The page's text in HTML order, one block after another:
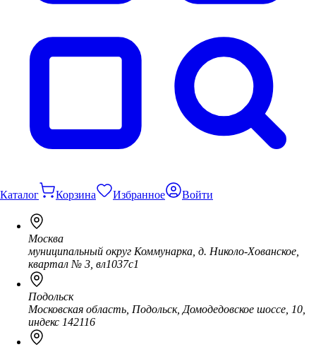
Каталог Корзина Избранное Войти
Москва
муниципальный округ Коммунарка, д. Николо-Хованское,
квартал № 3, вл1037с1
Подольск
Московская область, Подольск, Домодедовское шоссе, 10,
индекс 142116